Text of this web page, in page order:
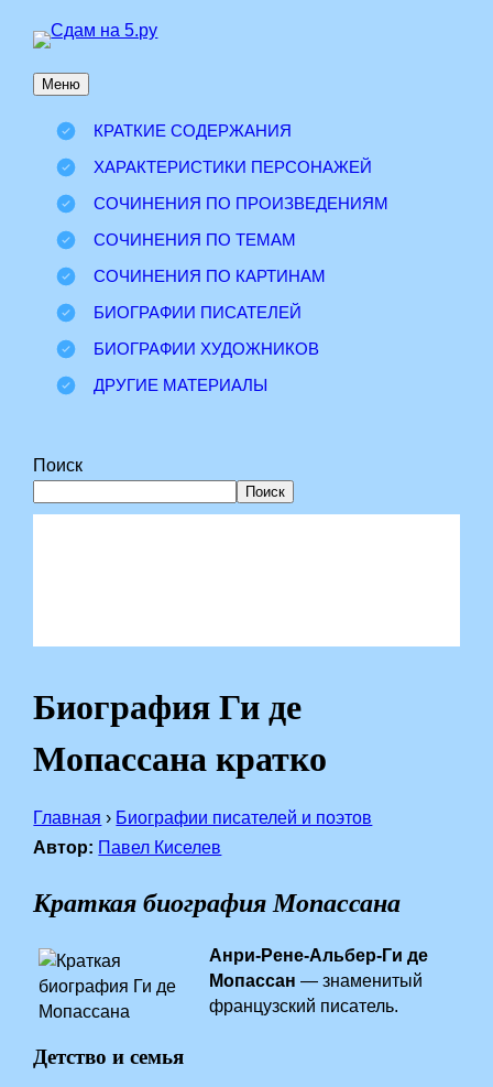
Перейти
содержимому
Меню
КРАТКИЕ СОДЕРЖАНИЯ
ХАРАКТЕРИСТИКИ ПЕРСОНАЖЕЙ
СОЧИНЕНИЯ ПО ПРОИЗВЕДЕНИЯМ
СОЧИНЕНИЯ ПО ТЕМАМ
СОЧИНЕНИЯ ПО КАРТИНАМ
БИОГРАФИИ ПИСАТЕЛЕЙ
БИОГРАФИИ ХУДОЖНИКОВ
ДРУГИЕ МАТЕРИАЛЫ
Поиск
Поиск
Биография Ги де
Мопассана кратко
Главная › Биографии писателей и поэтов
Автор: Павел Киселев
Краткая биография Мопассана
Анри-Рене-Альбер-Ги де
Мопассан — знаменитый
французский писатель.
Детство и семья